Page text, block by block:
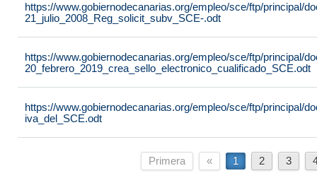
https://www.gobiernodecanarias.org/empleo/sce/ftp/principal/
21_julio_2008_Reg_solicit_subv_SCE-.odt
https://www.gobiernodecanarias.org/empleo/sce/ftp/principal/
20_febrero_2019_crea_sello_electronico_cualificado_SCE.odt
https://www.gobiernodecanarias.org/empleo/sce/ftp/principal/
iva_del_SCE.odt
Primera « 1 2 3